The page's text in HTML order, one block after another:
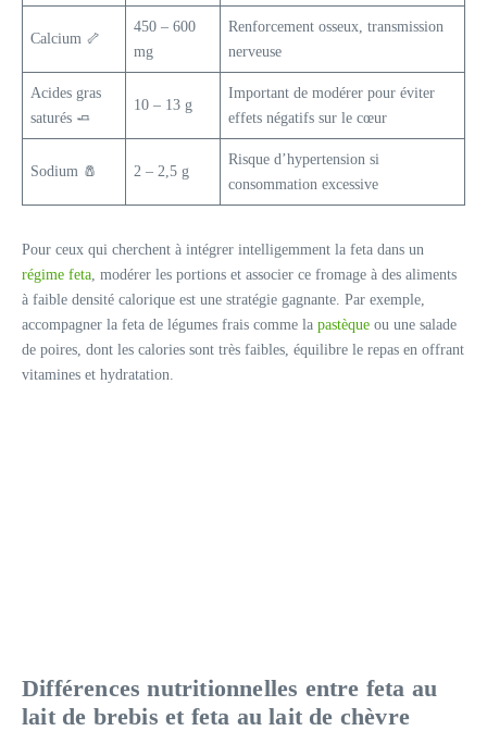
Calcium 🦴
450 – 600
mg
Renforcement osseux, transmission
nerveuse
Acides gras
saturés 🧈
10 – 13 g
Important de modérer pour éviter
effets négatifs sur le cœur
Sodium 🧂 2 – 2,5 g
Risque d’hypertension si
consommation excessive
Pour ceux qui cherchent à intégrer intelligemment la feta dans un
régime feta , modérer les portions et associer ce fromage à des aliments
à faible densité calorique est une stratégie gagnante. Par exemple,
accompagner la feta de légumes frais comme la pastèque ou une salade
de poires, dont les calories sont très faibles, équilibre le repas en offrant
vitamines et hydratation.
Différences nutritionnelles entre feta au
lait de brebis et feta au lait de chèvre